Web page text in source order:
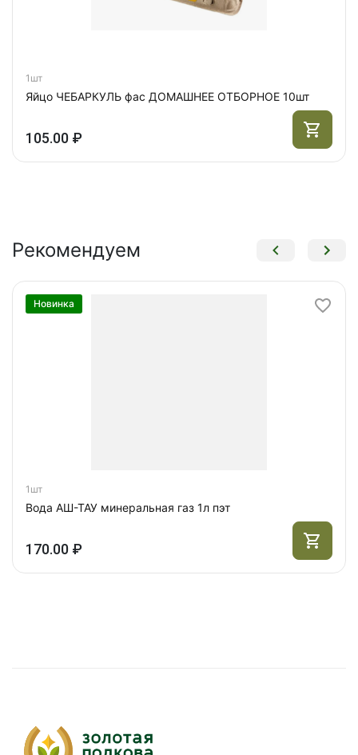
1шт
Яйцо ЧЕБАРКУЛЬ фас ДОМАШНЕЕ ОТБОРНОЕ 10шт
105.00 ₽
Рекомендуем
Новинка
1шт
Вода АШ-ТАУ минеральная газ 1л пэт
170.00 ₽